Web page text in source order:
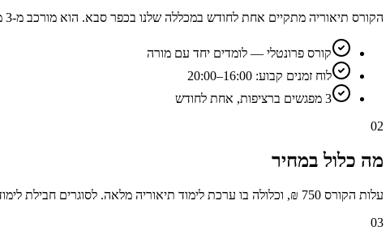
הקורס תיאוריה מתקיים אחת לחודש במכללה שלנו בכפר סבא. הוא מורכב מ-3 מפגשים יום אחרי יום, משעה 16:00 עד 20:00, ומספק סך הכל 12 שעות לימוד אינטנסיביות וממוקדות.
קורס פרונטלי — לומדים יחד עם מורה
לוח זמנים קבוע: 16:00–20:00
3 מפגשים ברציפות, אחת לחודש
02
מה כלול במחיר
עלות הקורס 750 ₪, וכלולה בו ערכת לימוד תיאוריה מלאה. לסוגרים חבילת לימוד נהיגה לרכב פרטי, מחיר הקורס יורד ל-350 ₪ בלבד — חיסכון משמעותי לתלמידים שממשיכים לשלב הפרקטי.
03